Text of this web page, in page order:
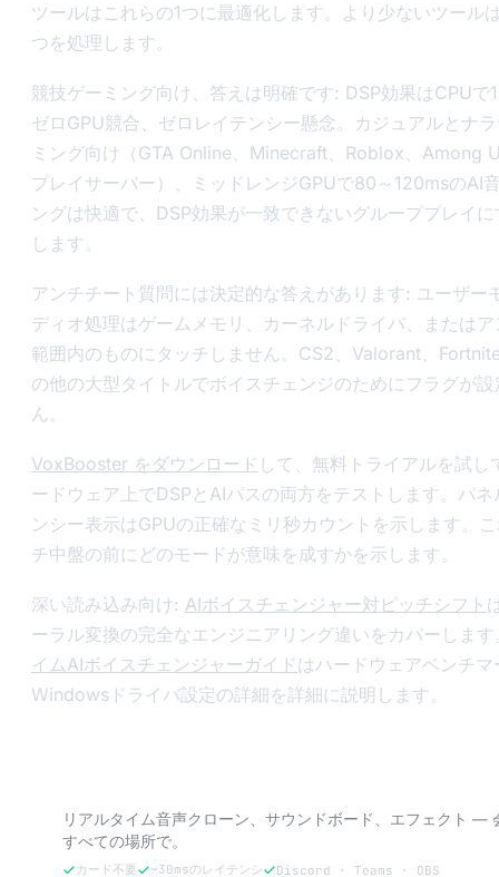
ツールはこれらの1つに最適化します。より少ないツール
つを処理します。
競技ゲーミング向け、答えは明確です: DSP効果はCPUで
ゼロGPU競合、ゼロレイテンシー懸念。カジュアルとナ
ミング向け（GTA Online、Minecraft、Roblox、Among
プレイサーバー）、ミッドレンジGPUで80～120msのAI
ングは快適で、DSP効果が一致できないグループプレイ
します。
アンチチート質問には決定的な答えがあります: ユーザー
ディオ処理はゲームメモリ、カーネルドライバ、または
範囲内のものにタッチしません。CS2、Valorant、
の他の大型タイトルでボイスチェンジのためにフラグが
ん。
VoxBooster をダウンロード して、無料トライアルを試し
ードウェア上でDSPとAIパスの両方をテストします。パ
ンシー表示はGPUの正確なミリ秒カウントを示します。
チ中盤の前にどのモードが意味を成すかを示します。
深い読み込み向け: AIボイスチェンジャー対ピッチシフト
ーラル変換の完全なエンジニアリング違いをカバーします
イムAIボイスチェンジャーガイドはハードウェアベンチマ
Windowsドライバ設定の詳細を詳細に説明します。
リアルタイム音声クローン、サウンドボード、エフェクト —
すべての場所で。
カード不要 ~30msのレイテンシ Discord · Teams · OBS